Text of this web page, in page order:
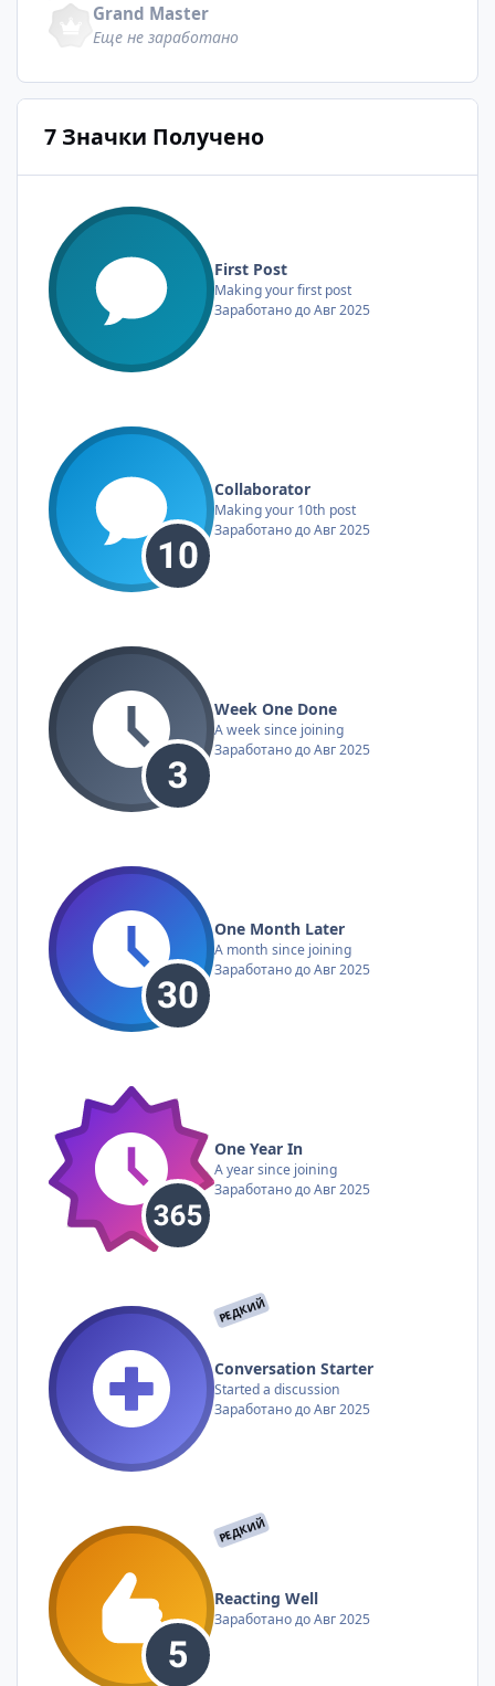
Grand Master
Еще не заработано
7 Значки Получено
First Post
Making your first post
Заработано до Авг 2025
Collaborator
Making your 10th post
Заработано до Авг 2025
Week One Done
A week since joining
Заработано до Авг 2025
One Month Later
A month since joining
Заработано до Авг 2025
One Year In
A year since joining
Заработано до Авг 2025
РЕДКИЙ
Conversation Starter
Started a discussion
Заработано до Авг 2025
РЕДКИЙ
Reacting Well
Заработано до Авг 2025